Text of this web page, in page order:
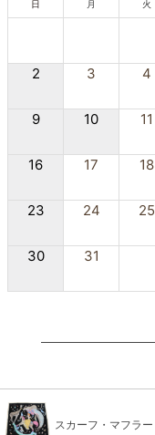
日 月 火
2 3 4
9 10 11
16 17 18
23 24 25
30 31
スカーフ・マフラー